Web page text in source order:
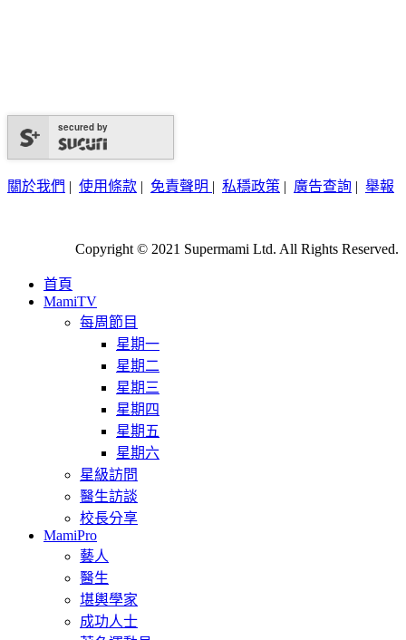
secured by
關於我們 | 使用條款 | 免責聲明 | 私穩政策 | 廣告查詢 | 舉報
Copyright © 2021 Supermami Ltd. All Rights Reserved.
首頁
MamiTV
每周節目
星期一
星期二
星期三
星期四
星期五
星期六
星級訪問
醫生訪談
校長分享
MamiPro
藝人
醫生
堪輿學家
成功人士